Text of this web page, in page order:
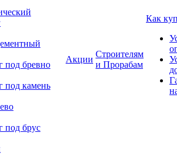
под бревно
под камень
под брус
Акции
Строителям
и Прорабам
Как